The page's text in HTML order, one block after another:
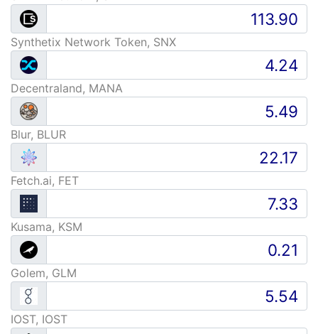
Synthetix Network Token, SNX
Decentraland, MANA
Blur, BLUR
Fetch.ai, FET
Kusama, KSM
Golem, GLM
IOST, IOST